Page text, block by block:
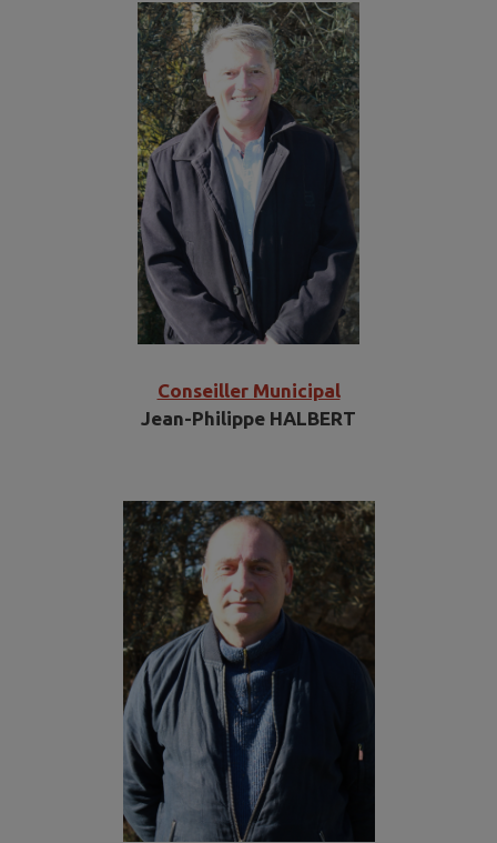
Conseiller Municipal
Jean-Philippe HALBERT